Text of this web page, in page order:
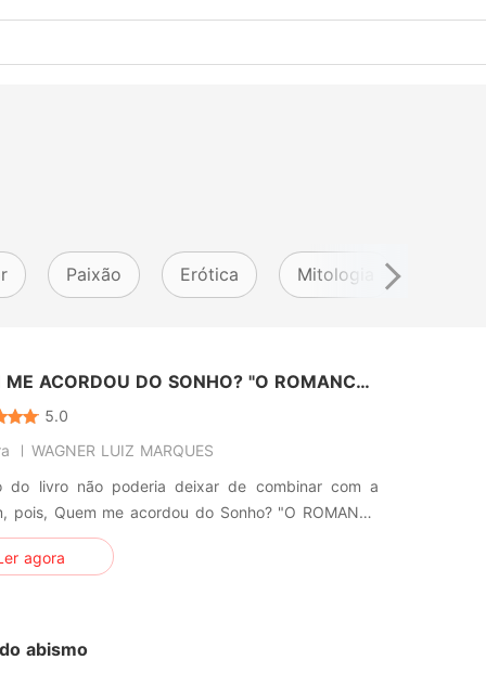
Paixão Erótica Mitologia
ME ACORDOU DO SONHO? "O ROMANCE
5.0
WAGNER LUIZ MARQUES
do livro não poderia deixar de combinar com a
pois, Quem me acordou do Sonho? "O ROMANCE
Combina perfeitamente com uma noite ao luar
as delicias da vida e sonhando com a
agora
abismo